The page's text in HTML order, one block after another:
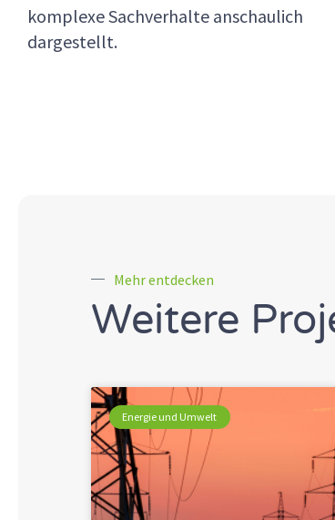
komplexe Sachverhalte anschaulich
dargestellt.
Mehr entdecken
Weitere
Energie und Umwelt